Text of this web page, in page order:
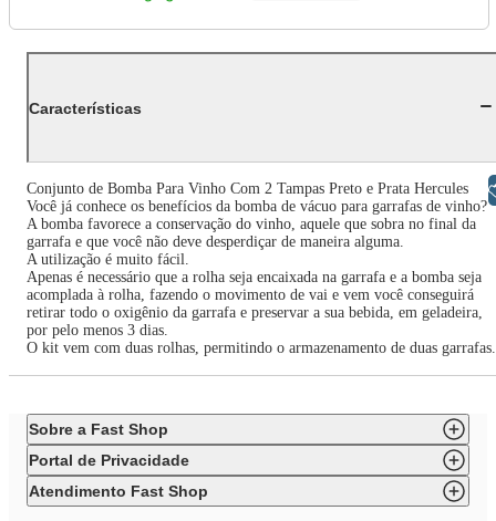
Características
Conjunto de Bomba Para Vinho Com 2 Tampas Preto e Prata Hercules
Você já conhece os benefícios da bomba de vácuo para garrafas de vinho?
A bomba favorece a conservação do vinho, aquele que sobra no final da
garrafa e que você não deve desperdiçar de maneira alguma.
A utilização é muito fácil.
Apenas é necessário que a rolha seja encaixada na garrafa e a bomba seja
acomplada à rolha, fazendo o movimento de vai e vem você conseguirá
retirar todo o oxigênio da garrafa e preservar a sua bebida, em geladeira,
por pelo menos 3 dias.
O kit vem com duas rolhas, permitindo o armazenamento de duas garrafas.
Sobre a Fast Shop
Portal de Privacidade
Atendimento Fast Shop
Libras